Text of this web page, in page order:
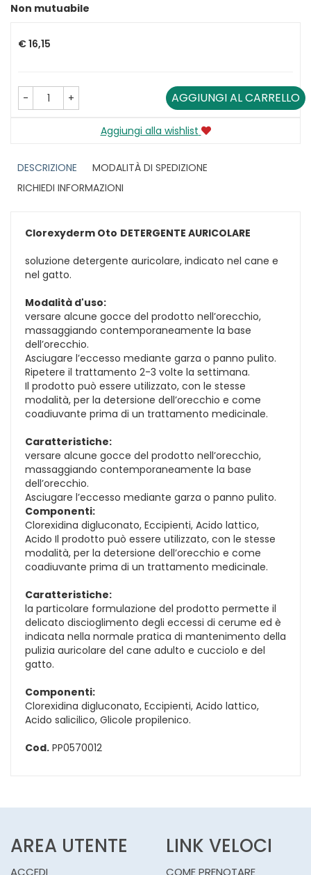
Non mutuabile
€ 16,15
- + AGGIUNGI AL CARRELLO
Aggiungi alla wishlist
DESCRIZIONE
MODALITÀ DI SPEDIZIONE
RICHIEDI INFORMAZIONI
Clorexyderm Oto DETERGENTE AURICOLARE
soluzione detergente auricolare, indicato nel cane e
nel gatto.
Modalità d'uso:
versare alcune gocce del prodotto nell’orecchio,
massaggiando contemporaneamente la base
dell’orecchio.
Asciugare l’eccesso mediante garza o panno pulito.
Ripetere il trattamento 2-3 volte la settimana.
Il prodotto può essere utilizzato, con le stesse
modalità, per la detersione dell’orecchio e come
coadiuvante prima di un trattamento medicinale.
Caratteristiche:
versare alcune gocce del prodotto nell’orecchio,
massaggiando contemporaneamente la base
dell’orecchio.
Asciugare l’eccesso mediante garza o panno pulito.
Componenti:
Clorexidina digluconato, Eccipienti, Acido lattico,
Acido Il prodotto può essere utilizzato, con le stesse
modalità, per la detersione dell’orecchio e come
coadiuvante prima di un trattamento medicinale.
Caratteristiche:
la particolare formulazione del prodotto permette il
delicato discioglimento degli eccessi di cerume ed è
indicata nella normale pratica di mantenimento della
pulizia auricolare del cane adulto e cucciolo e del
gatto.
Componenti:
Clorexidina digluconato, Eccipienti, Acido lattico,
Acido salicilico, Glicole propilenico.
Cod. PP0570012
AREA UTENTE
ACCEDI
LINK VELOCI
COME PRENOTARE